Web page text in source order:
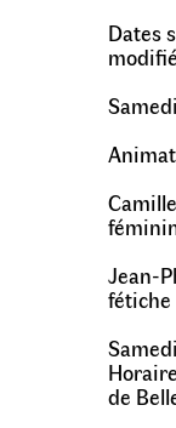
Dates
Jean-
de